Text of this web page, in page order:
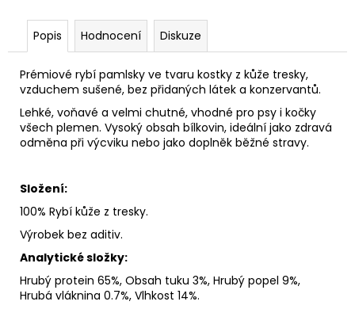
Popis Hodnocení Diskuze
Prémiové rybí pamlsky ve tvaru kostky z kůže tresky,
vzduchem sušené, bez přidaných látek a konzervantů.
Lehké, voňavé a velmi chutné, vhodné pro psy i kočky
všech plemen. Vysoký obsah bílkovin, ideální jako zdravá
odměna při výcviku nebo jako doplněk běžné stravy.
Složení:
100% Rybí kůže z tresky.
Výrobek bez aditiv.
Analytické složky:
Hrubý protein 65%, Obsah tuku 3%, Hrubý popel 9%,
Hrubá vláknina 0.7%, Vlhkost 14%.
e